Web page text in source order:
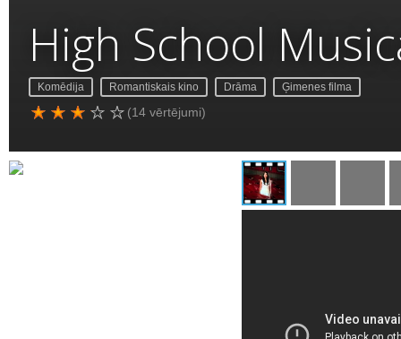
High School
Komēdija Romantiskais kino Drāma Ģimenes filma
(14 vērtējumi)